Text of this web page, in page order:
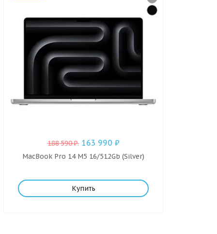
188 590₽. 163 990 ₽
MacBook Pro 14 M5 16/512Gb (Silver)
Купить